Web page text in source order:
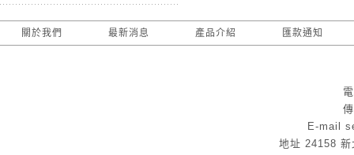
關於我們 最新消息 產品介紹 匯款通知
E-mail
地址 24158 新